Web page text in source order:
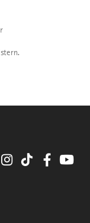
InstagramTikTok